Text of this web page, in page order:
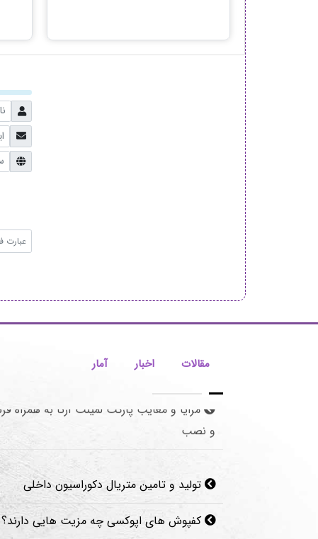
مقالات اخبار آمار
تولید و تامین متریال دکوراسیون داخلی
کفپوش های اپوکسی چه مزیت هایی دارند؟
مزایای نصب پوستر دیواری مدرن با کیفیت